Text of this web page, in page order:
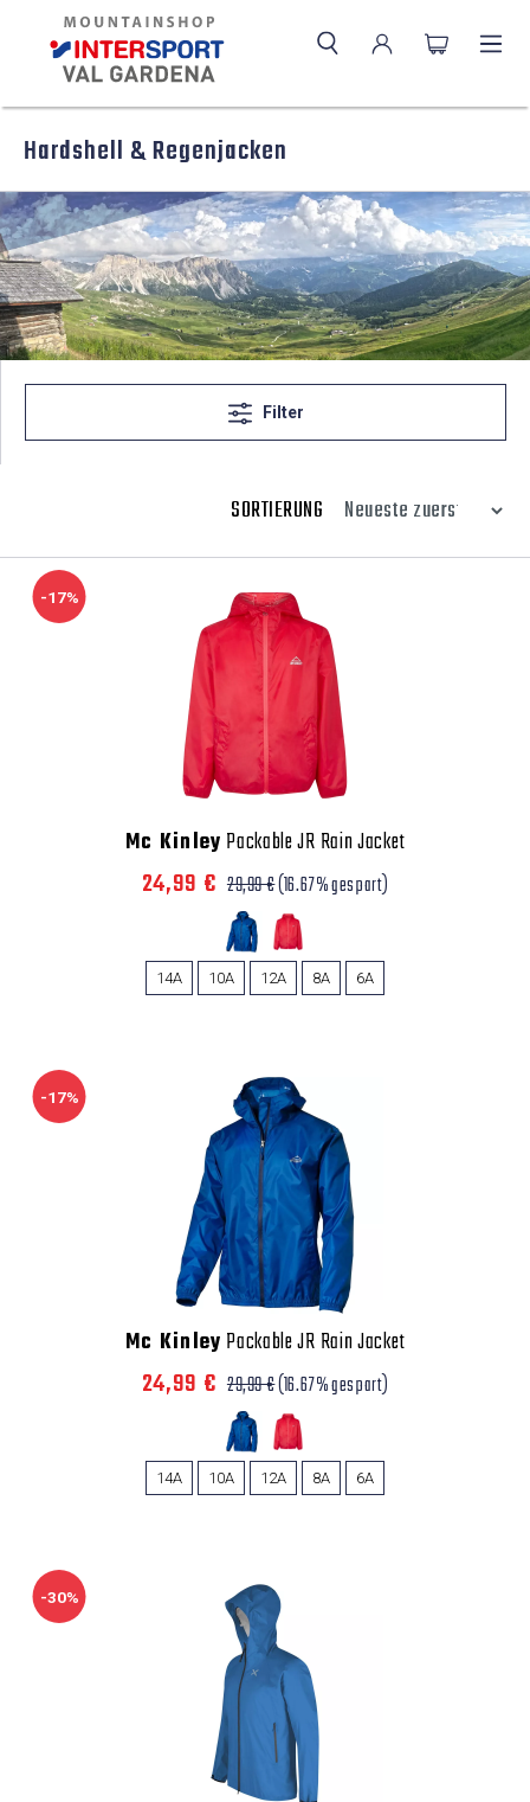
Hardshell & Regenjacken
Filter
SORTIERUNG
-17%
Mc Kinley Packable JR Rain Jacket
24,99 € 29,99 €(16.67% gespart)
14A 10A 12A 8A 6A
-17%
Mc Kinley Packable JR Rain Jacket
24,99 € 29,99 €(16.67% gespart)
14A 10A 12A 8A 6A
-30%